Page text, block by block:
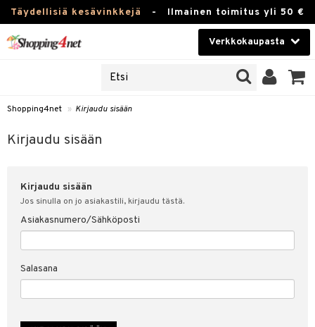
Täydellisiä kesävinkkejä - Ilmainen toimitus yli 50 €
Verkkokaupasta
Piilolinssit
Luontaistuotteet
Fitness
Koti & Sisustus
Lelut, Lapsi & Vauva
Tuotemerkkejä
Shopping4net » Kirjaudu sisään
Kirjaudu sisään
Kirjaudu sisään
Jos sinulla on jo asiakastili, kirjaudu tästä.
Asiakasnumero/Sähköposti
Salasana
sisään
& vastauksia
myyntiehdot
suojaus